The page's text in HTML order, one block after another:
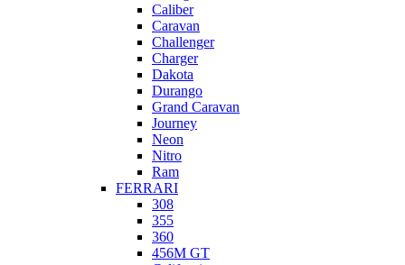
Caliber
Caravan
Challenger
Charger
Dakota
Durango
Grand Caravan
Journey
Neon
Nitro
Ram
FERRARI
308
355
360
456M GT